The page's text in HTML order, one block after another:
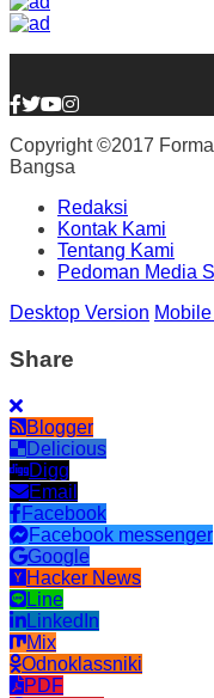
Copyright ©2017
Bangsa
Redaksi
Kontak Kami
Tentang Kami
Pedoman Media
Desktop Version
Share
Blogger
Delicious
Digg
Email
Facebook
Facebook messenger
Google
Hacker News
Line
LinkedIn
Mix
Odnoklassniki
PDF